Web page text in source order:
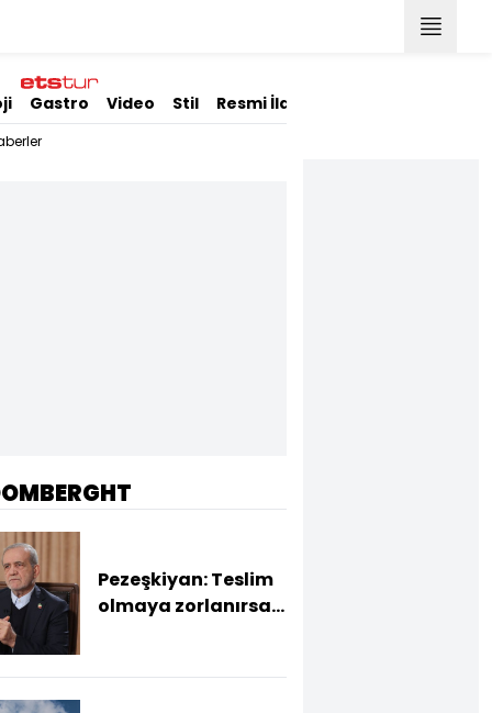
Gastro Video Stil Resmi İlanlar
Pezeşkiyan: Teslim
olmaya zorlanırsak